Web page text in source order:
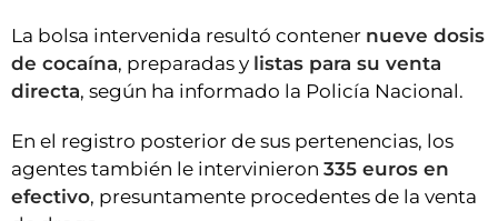
La bolsa intervenida resultó contener nueve dosis
de cocaína, preparadas y listas para su venta
directa, según ha informado la Policía Nacional.
En el registro posterior de sus pertenencias, los
agentes también le intervinieron 335 euros en
efectivo, presuntamente procedentes de la venta